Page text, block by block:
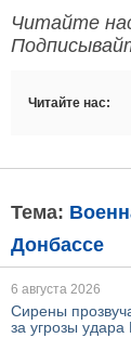
Читайте
Читайте нас:
Тема:
Донбассе
6 августа 2026
Сирены
за угрозы